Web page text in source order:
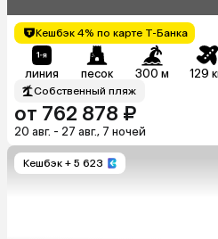
Кешбэк 4% по карте Т-Банка
линия песок 300 м 129
Собственный пляж
от 762 878 ₽
20 авг. - 27 авг., 7 ночей
Кешбэк + 5 623